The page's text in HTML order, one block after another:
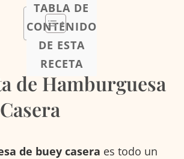
TABLA DE
CONTENIDO
DE ESTA
RECETA
de Hamburguesa
de buey casera es todo un